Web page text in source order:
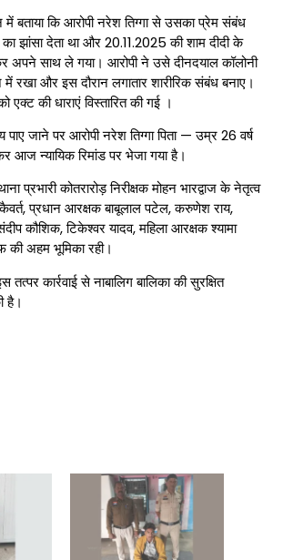
कि आरोपी नरेश तिग्गा से उसका प्रेम संबंध
झांसा देता था और 20.11.2025 की शाम दीदी के
साथ ले गया। आरोपी ने उसे दीनदयाल कॉलोनी
रखा और इस दौरान लगातार शारीरिक संबंध बनाए।
एक्ट की धाराएं विस्तारित की गई ।
पाए जाने पर आरोपी नरेश तिग्गा पिता — उम्र 26 वर्ष
आज न्यायिक रिमांड पर भेजा गया है।
प्रभारी कोतरारोड़ निरीक्षक मोहन भारद्वाज के नेतृत्व
प्रधान आरक्षक बाबूलाल पटेल, करुणेश राय,
कौशिक, टिकेश्वर यादव, महिला आरक्षक श्यामा
की अहम भूमिका रही।
तत्पर कार्रवाई से नाबालिग बालिका की सुरक्षित
है।